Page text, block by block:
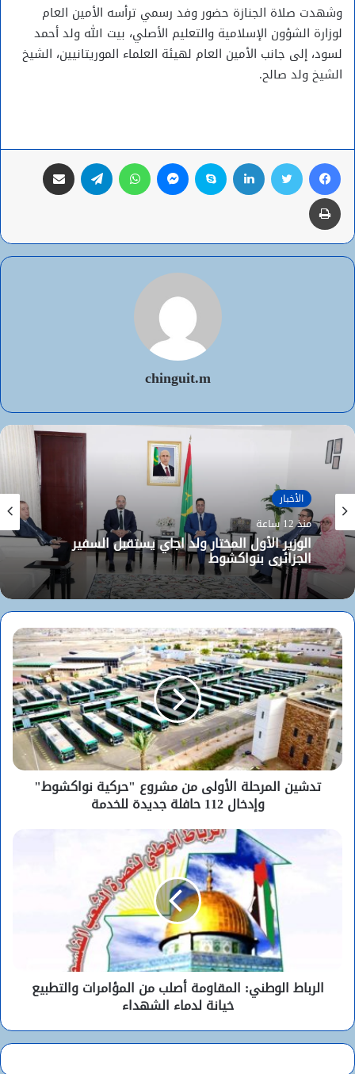
وشهدت صلاة الجنازة حضور وفد رسمي ترأسه الأمين العام
لوزارة الشؤون الإسلامية والتعليم الأصلي، بيت الله ولد أحمد
لسود، إلى جانب الأمين العام لهيئة العلماء الموريتانيين، الشيخ
الشيخ ولد صالح.
فيسبوك تويتر لينكدإن سكايب ماسنجر واتساب تيلقرام
طباعة
chinguit.m
الأخبار
منذ 12 ساعة
الوزير الأول المختار ولد اجاي يستقبل السفير
الجزائري بنواكشوط
تدشين المرحلة الأولى من مشروع "حركية نواكشوط"
وإدخال 112 حافلة جديدة للخدمة
الرباط الوطني: المقاومة أصلب من المؤامرات والتطبيع
خيانة لدماء الشهداء